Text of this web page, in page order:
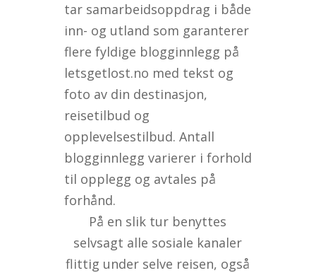
tar samarbeidsoppdrag i både
inn- og utland som garanterer
flere fyldige blogginnlegg på
letsgetlost.no med tekst og
foto av din destinasjon,
reisetilbud og
opplevelsestilbud. Antall
blogginnlegg varierer i forhold
til opplegg og avtales på
forhånd.
På en slik tur benyttes
selvsagt alle sosiale kanaler
flittig under selve reisen, også